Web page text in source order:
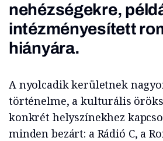
nehézségekre,
intézményesített
hiányára.
A nyolcadik kerületnek
történelme, a kulturális
konkrét helyszínekhez
minden bezárt: a Rádió C, a